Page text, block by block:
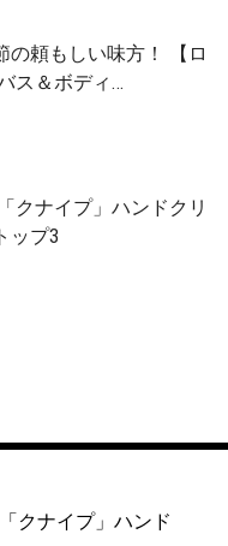
の頼もしい味方！ 【ロ
ス＆ボディ…
クナイプ」ハンドクリ
ップ3
クナイプ」ハンド